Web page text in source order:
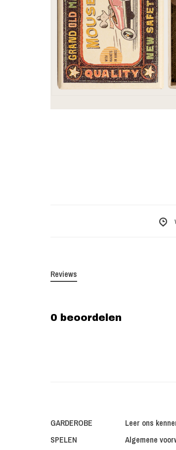
Reviews
0 beoordelen
GARDEROBE
SPELEN
Leer ons
Algemene